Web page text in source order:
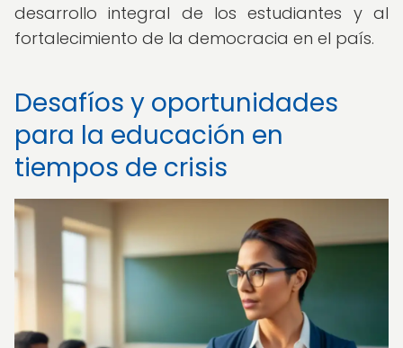
desarrollo integral de los estudiantes y al
fortalecimiento de la democracia en el país.
Desafíos y oportunidades
para la educación en
tiempos de crisis